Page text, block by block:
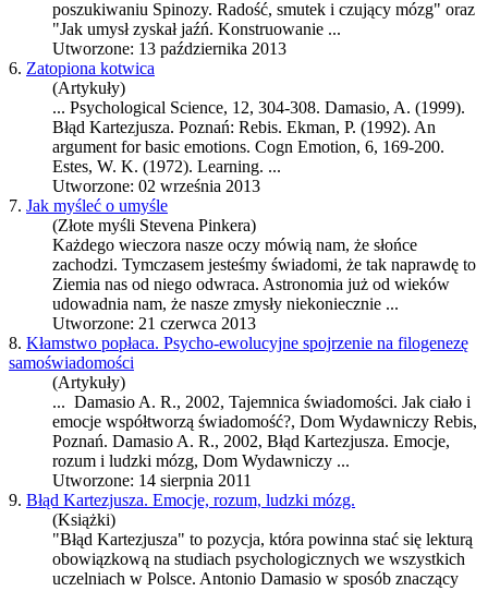
poszukiwaniu Spinozy. Radość, smutek i czujący mózg" oraz
"Jak umysł zyskał jaźń. Konstruowanie ...
Utworzone: 13 października 2013
6. Zatopiona kotwica
(Artykuły)
... Psychological Science, 12, 304-308. Damasio, A. (1999).
Błąd Kartezjusza. Poznań: Rebis. Ekman, P. (1992). An
argument for basic emotions. Cogn Emotion, 6, 169-200.
Estes, W. K. (1972). Learning. ...
Utworzone: 02 września 2013
7. Jak myśleć o umyśle
(Złote myśli Stevena Pinkera)
Każdego wieczora nasze oczy mówią nam, że słońce
zachodzi. Tymczasem jesteśmy świadomi, że tak naprawdę to
Ziemia nas od niego odwraca. Astronomia już od wieków
udowadnia nam, że nasze zmysły niekoniecznie ...
Utworzone: 21 czerwca 2013
8. Kłamstwo popłaca. Psycho-ewolucyjne spojrzenie na filogenezę
samoświadomości
(Artykuły)
... Damasio A. R., 2002, Tajemnica świadomości. Jak ciało i
emocje współtworzą świadomość?, Dom Wydawniczy Rebis,
Poznań. Damasio A. R., 2002, Błąd Kartezjusza. Emocje,
rozum i ludzki mózg, Dom Wydawniczy ...
Utworzone: 14 sierpnia 2011
9. Błąd Kartezjusza. Emocje, rozum, ludzki mózg.
(Książki)
"Błąd Kartezjusza" to pozycja, która powinna stać się lekturą
obowiązkową na studiach psychologicznych we wszystkich
uczelniach w Polsce. Antonio Damasio w sposób znaczący